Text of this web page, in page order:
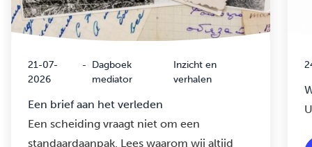
21-07-
2026
- Dagboek
mediator
Inzicht en
verhalen
Een brief aan het verleden
Een scheiding vraagt niet om een
standaardaanpak. Lees waarom wij altijd